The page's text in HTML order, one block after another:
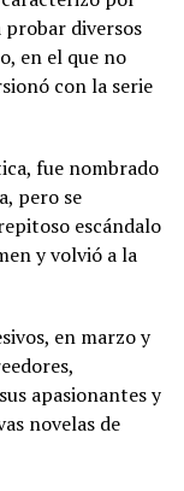
diversos
en el que no
con la serie
fue nombrado
pero se
escándalo
y volvió a la
en marzo y
apasionantes y
novelas de